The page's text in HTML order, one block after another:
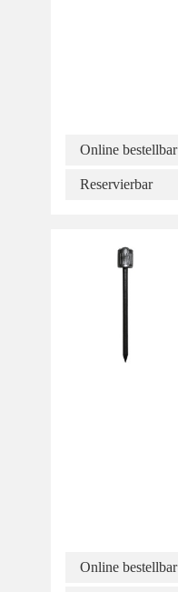
Online bestellbar
Reservierbar
Online bestellbar